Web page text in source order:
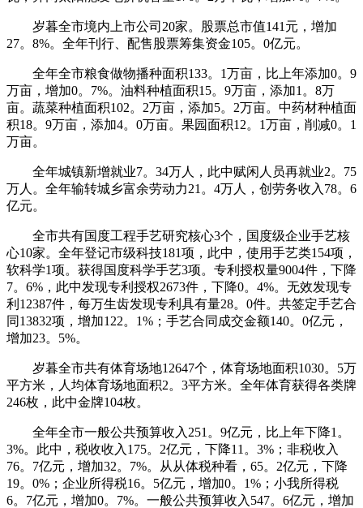
岁暮全市境内上市公司20家。股票总市值141元，增加
27。8%。全年刊行、配售股票筹集资金105。0亿元。
全年全市粮食做物播种面积133。1万亩，比上年添加0。9
万亩，增加0。7%。油料种植面积15。9万亩，添加1。8万
亩。蔬菜种植面积102。2万亩，添加5。2万亩。中药材种植面
积18。9万亩，添加4。0万亩。果园面积12。1万亩，削减0。1
万亩。
全年城镇新增就业7。34万人，此中赋闲人员再就业2。75
万人。全年输转城乡富余劳动力21。4万人，创劳务收入78。6
亿元。
全市共有国度工程手艺研究核心3个，国度级企业手艺核
心10家。全年登记市级科技181项，此中，使用手艺类154项，
软科学1项。获得国度科学手艺3项。专利授权量9004件，下降
7。6%，此中发现专利授权2673件，下降0。4%。无效发现专
利12387件，每万生齿发现专利具有量28。0件。共签定手艺合
同13832项，增加122。1%；手艺合同成交金额140。0亿元，
增加23。5%。
岁暮全市共有体育场地12647个，体育场地面积1030。5万
平方米，人均体育场地面积2。3平方米。全年体育获得各类牌
246枚，此中金牌104枚。
全年全市一般公共预算收入251。9亿元，比上年下降1。
3%。此中，税收收入175。2亿元，下降11。3%；非税收入
76。7亿元，增加32。7%。从从体税种看，65。2亿元，下降
19。0%；企业所得税16。5亿元，增加0。1%；小我所得税
6。7亿元，增加0。7%。一般公共预算收入547。6亿元，增加